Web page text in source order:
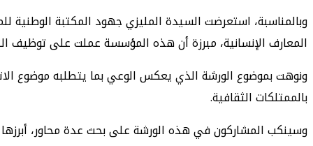
وبالمناسبة، استعرضت السيدة المليزي جهود المكتبة الوطنية
المعارف الإنسانية، مبرزة أن هذه المؤسسة عملت على توظيف
ونوهت بموضوع الورشة الذي يعكس الوعي بما يتطلبه موضوع
بالممتلكات الثقافية.
وسينكب المشاركون في هذه الورشة على بحث عدة محاور، أبرزها